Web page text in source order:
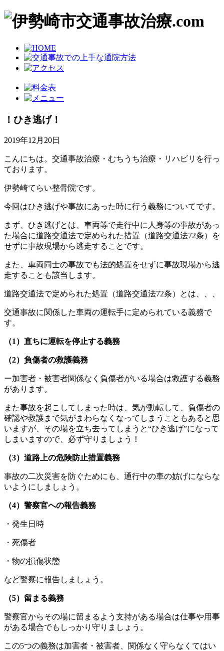
！ひき逃げ！
2019年12月20日
こんにちは。交通事故治療・むちうち治療・リハビリを行っ
ております。
伊勢崎てらい整骨院です。
今回はひき逃げや事故にあった時に行う義務についてです。
まず、ひき逃げとは、 車両等で走行中に人身等の事故があっ
た場合に道路交通法で定められた措置（道路交通法72条）を
せずに事故現場から逃走することです。
また、 車両同士の事故でも法的処置をせずに事故現場から逃
走すること も該当します。
道路交通法で定められた処置（道路交通法72条）とは、、、
交通事故に関係した車両の運転手に定められている義務で
す。
（1）直ちに運転を停止する義務
（2）負傷者の救護義務
ー加害者・被害者関係なく負傷者がいる場合は救護する義務
があります。
また事故を起こしてしまった時は、気が動転して、負傷者の
確認や救護まで気がまわらなくなってしまうこともあると思
いますが、その場を立ち去ってしまうと“ひき逃げ”になって
しまいますので、必ず守りましょう！
（3）道路上の危険防止措置義務
事故の二次災害を防ぐためにも、通行中の車の妨げにならな
いようにしましょう。
（4）警察官への報告義務
・発生日時
・死傷者
・物の損傷状態
など警察に報告しましょう。
（5）留まる義務
警察官からその場に留まるよう支持がある場合は仕事や用事
がある場合でもしっかり守りましょう。
この5つの義務は加害者・被害者、関係なく守らなくてはい